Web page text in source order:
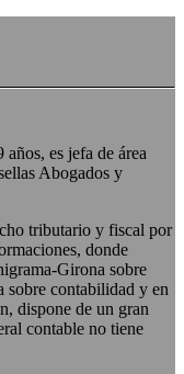
es jefa de área
Abogados y
tributario y fiscal por
donde
Girona sobre
sobre contabilidad y en
dispone de un gran
contable no tiene